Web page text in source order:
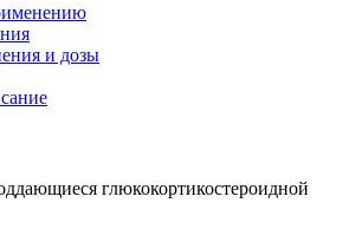
и дозы
глюкокортикостероидной